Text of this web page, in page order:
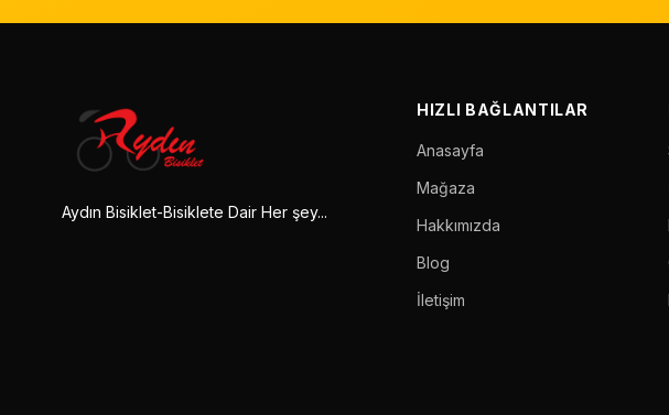
Aydın Bisiklet-Bisiklete Dair Her şey...
HIZLI BAĞLANTILAR
Anasayfa
Mağaza
Hakkımızda
Blog
İletişim